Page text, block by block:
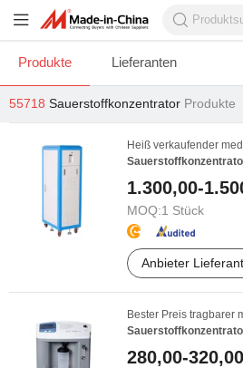
Produkte Lieferanten
55718 Sauerstoffkonzentrator Produkte
Heiß verkaufender
1.300,00-
MOQ:1 Stück
Anbieter Lieferant
Bester Preis tragbarer
280,00-